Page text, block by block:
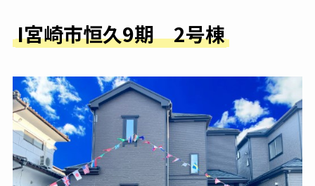
I宮崎市恒久9期 2号棟